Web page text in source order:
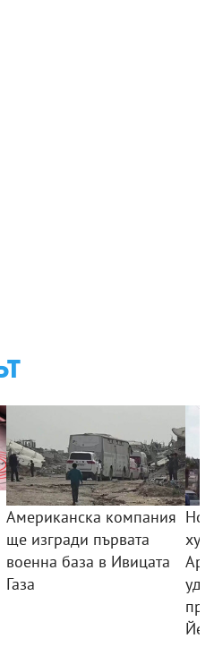
Американска компания
ще изгради първата
военна база в Ивицата
Газа